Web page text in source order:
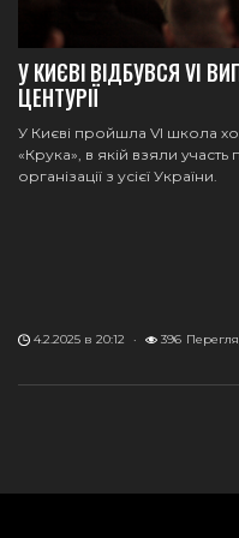
У КИЄВІ ВІДБУВСЯ VI
ЦЕНТУРІЇ
У Києві пройшла VІ школа
«Крука», в якій взяли
організації з усієї України.
4.2.2025 в 20:12 · 396